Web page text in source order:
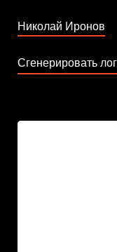
Николай Иронов
Сгенерировать